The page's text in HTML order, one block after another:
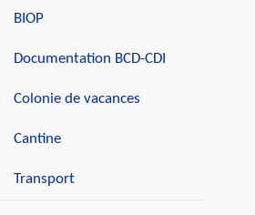
BIOP
Documentation BCD-CDI
Colonie de vacances
Cantine
Transport